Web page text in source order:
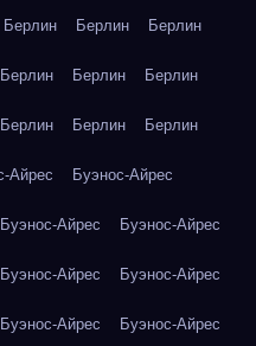
Берлин Берлин Берлин
Берлин Берлин Берлин
Берлин Берлин Берлин
Айрес Буэнос-Айрес
Буэнос-Айрес Буэнос-Айрес
Буэнос-Айрес Буэнос-Айрес
Буэнос-Айрес Буэнос-Айрес